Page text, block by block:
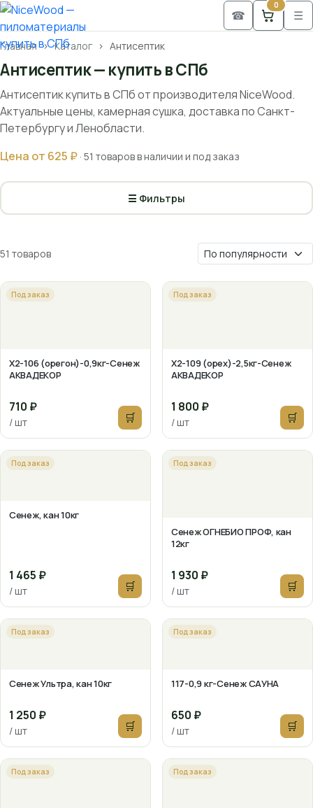
☎
0
☰
Главная Каталог Антисептик
Антисептик — купить в СПб
Антисептик купить в СПб от производителя NiceWood.
Актуальные цены, камерная сушка, доставка по Санкт-
Петербургу и Ленобласти.
Цена от 625 ₽ · 51 товаров в наличии и под заказ
☰ Фильтры
51 товаров
Под заказ
X2-106 (орегон)-0,9кг-Сенеж
АКВАДЕКОР
710 ₽
/ шт 🛒
Под заказ
X2-109 (орех)-2,5кг-Сенеж
АКВАДЕКОР
1 800 ₽
/ шт 🛒
Под заказ
Сенеж, кан 10кг
1 465 ₽
/ шт 🛒
Под заказ
Сенеж ОГНЕБИО ПРОФ, кан
12кг
1 930 ₽
/ шт 🛒
Под заказ
Сенеж Ультра, кан 10кг
1 250 ₽
/ шт 🛒
Под заказ
117-0,9 кг-Сенеж САУНА
650 ₽
/ шт 🛒
Под заказ Под заказ